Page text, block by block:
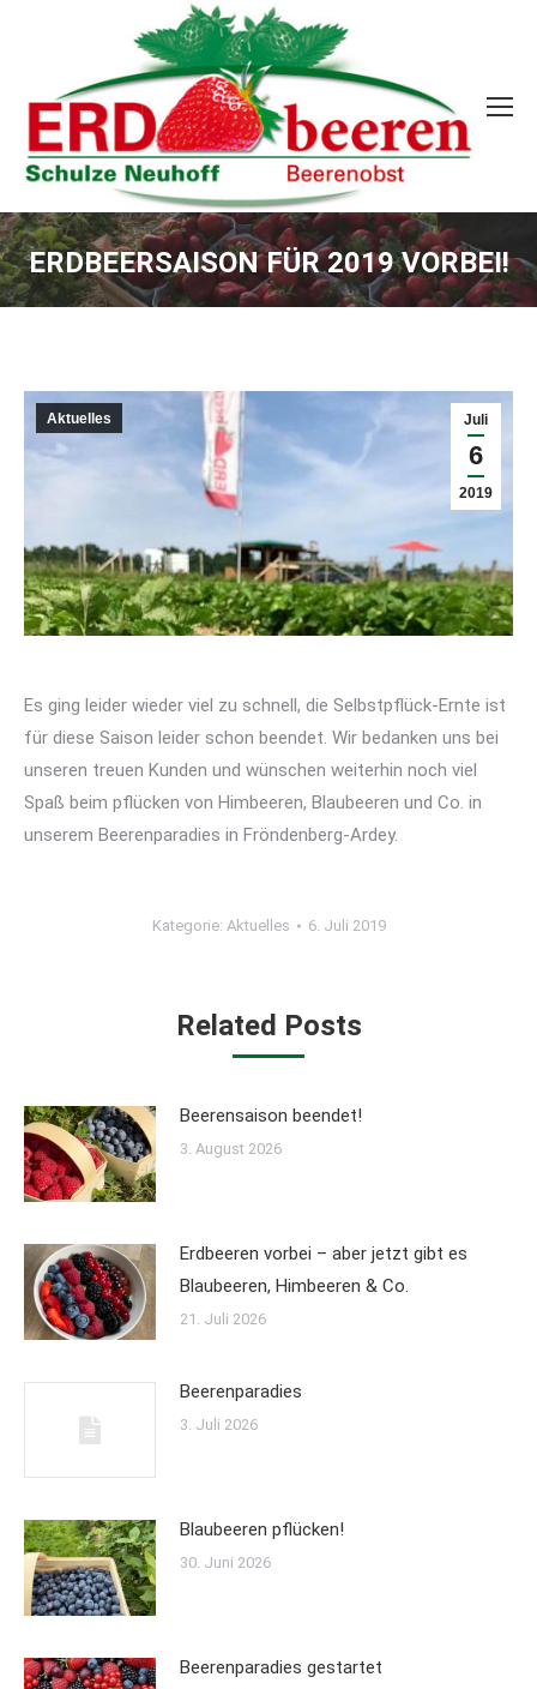
ERDBEERSAISON FÜR 2019 VORBEI!
Sie befinden sich hier:
Juli
6
2019
Aktuelles
Es ging leider wieder viel zu schnell, die Selbstpflück-Ernte ist
für diese Saison leider schon beendet. Wir bedanken uns bei
unseren treuen Kunden und wünschen weiterhin noch viel
Spaß beim pflücken von Himbeeren, Blaubeeren und Co. in
unserem Beerenparadies in Fröndenberg-Ardey.
Kategorie: Aktuelles 6. Juli 2019
Related Posts
Beerensaison beendet!
3. August 2026
Erdbeeren vorbei – aber jetzt gibt es
Blaubeeren, Himbeeren & Co.
21. Juli 2026
Beerenparadies
3. Juli 2026
Blaubeeren pflücken!
30. Juni 2026
Beerenparadies gestartet